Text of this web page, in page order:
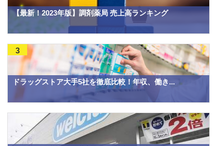
【最新！2023年版】調剤薬局 売上高ランキング
ドラッグストア大手5社を徹底比較！年収、働き...
3